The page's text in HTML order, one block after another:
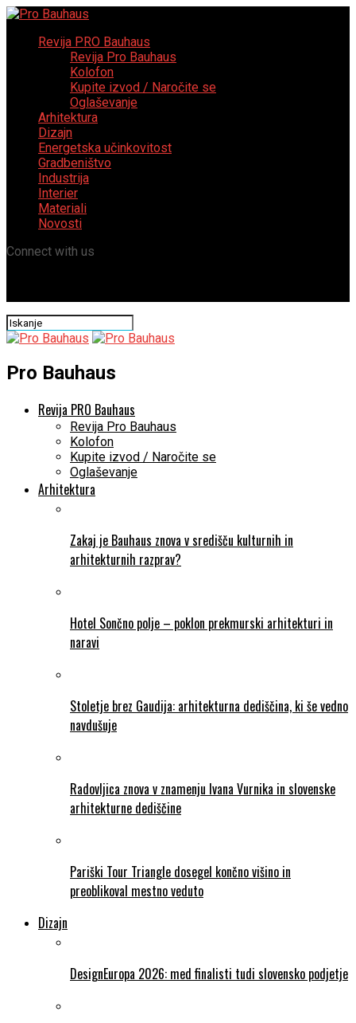
Revija PRO Bauhaus
Revija Pro Bauhaus
Kolofon
Kupite izvod / Naročite se
Oglaševanje
Arhitektura
Dizajn
Energetska učinkovitost
Gradbeništvo
Industrija
Interier
Materiali
Novosti
Connect with us
Pro Bauhaus
Revija PRO Bauhaus
Revija Pro Bauhaus
Kolofon
Kupite izvod / Naročite se
Oglaševanje
Arhitektura
Zakaj je Bauhaus znova v središču kulturnih in
arhitekturnih razprav?
Hotel Sončno polje – poklon prekmurski arhitekturi in
naravi
Stoletje brez Gaudija: arhitekturna dediščina, ki še vedno
navdušuje
Radovljica znova v znamenju Ivana Vurnika in slovenske
arhitekturne dediščine
Pariški Tour Triangle dosegel končno višino in
preoblikoval mestno veduto
Dizajn
DesignEuropa 2026: med finalisti tudi slovensko podjetje